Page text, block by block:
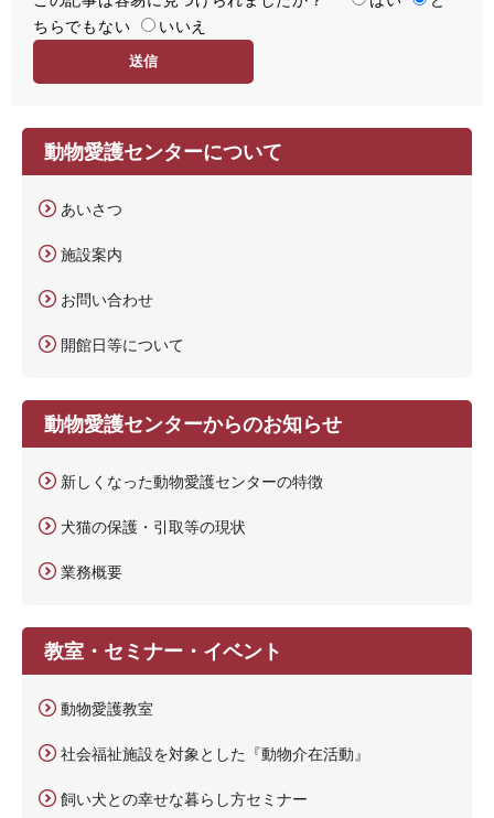
易
ちらでもない
いいえ
動物愛護センターについて
あいさつ
施設案内
お問い合わせ
開館日等について
動物愛護センターからのお知らせ
新しくなった動物愛護センターの特徴
犬猫の保護・引取等の現状
業務概要
教室・セミナー・イベント
動物愛護教室
社会福祉施設を対象とした『動物介在活動』
飼い犬との幸せな暮らし方セミナー